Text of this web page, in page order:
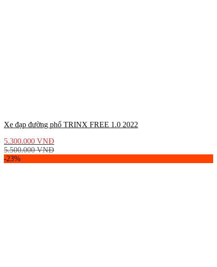
Xe đạp đường phố TRINX FREE 1.0 2022
5.300.000 VNĐ
5.500.000VNĐ
-23%